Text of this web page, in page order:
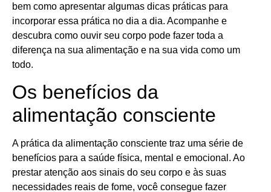
bem como apresentar algumas dicas práticas para
incorporar essa prática no dia a dia. Acompanhe e
descubra como ouvir seu corpo pode fazer toda a
diferença na sua alimentação e na sua vida como um
todo.
Os benefícios da
alimentação consciente
A prática da alimentação consciente traz uma série de
benefícios para a saúde física, mental e emocional. Ao
prestar atenção aos sinais do seu corpo e às suas
necessidades reais de fome, você consegue fazer